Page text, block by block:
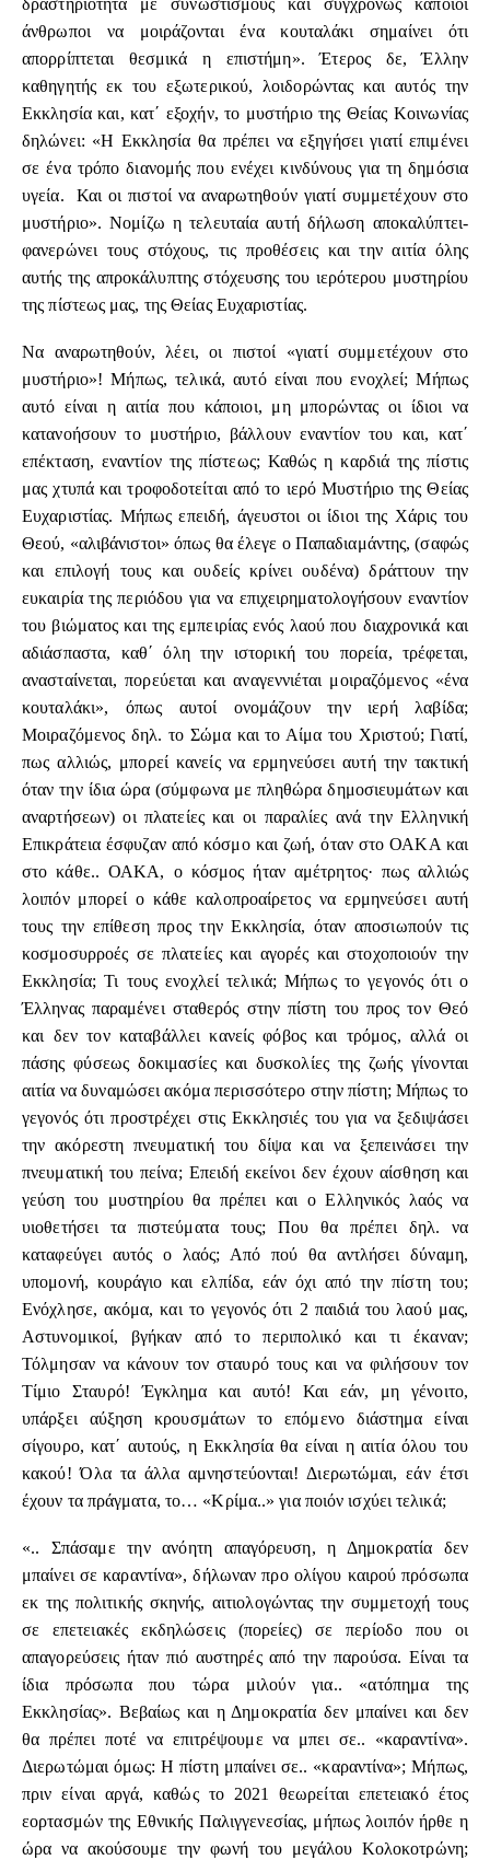
δραστηριότητα με συνωστισμούς και συγχρόνως κάποιοι
άνθρωποι να μοιράζονται ένα κουταλάκι σημαίνει ότι
απορρίπτεται θεσμικά η επιστήμη». Έτερος δε, Έλλην
καθηγητής εκ του εξωτερικού, λοιδορώντας και αυτός την
Εκκλησία και, κατ΄ εξοχήν, το μυστήριο της Θείας Κοινωνίας
δηλώνει: «Η Εκκλησία θα πρέπει να εξηγήσει γιατί επιμένει
σε ένα τρόπο διανομής που ενέχει κινδύνους για τη δημόσια
υγεία. Και οι πιστοί να αναρωτηθούν γιατί συμμετέχουν στο
μυστήριο». Νομίζω η τελευταία αυτή δήλωση αποκαλύπτει-
φανερώνει τους στόχους, τις προθέσεις και την αιτία όλης
αυτής της απροκάλυπτης στόχευσης του ιερότερου μυστηρίου
της πίστεως μας, της Θείας Ευχαριστίας.
Να αναρωτηθούν, λέει, οι πιστοί «γιατί συμμετέχουν στο
μυστήριο»! Μήπως, τελικά, αυτό είναι που ενοχλεί; Μήπως
αυτό είναι η αιτία που κάποιοι, μη μπορώντας οι ίδιοι να
κατανοήσουν το μυστήριο, βάλλουν εναντίον του και, κατ΄
επέκταση, εναντίον της πίστεως; Καθώς η καρδιά της πίστις
μας χτυπά και τροφοδοτείται από το ιερό Μυστήριο της Θείας
Ευχαριστίας. Μήπως επειδή, άγευστοι οι ίδιοι της Χάρις του
Θεού, «αλιβάνιστοι» όπως θα έλεγε ο Παπαδιαμάντης, (σαφώς
και επιλογή τους και ουδείς κρίνει ουδένα) δράττουν την
ευκαιρία της περιόδου για να επιχειρηματολογήσουν εναντίον
του βιώματος και της εμπειρίας ενός λαού που διαχρονικά και
αδιάσπαστα, καθ΄ όλη την ιστορική του πορεία, τρέφεται,
ανασταίνεται, πορεύεται και αναγεννιέται μοιραζόμενος «ένα
κουταλάκι», όπως αυτοί ονομάζουν την ιερή λαβίδα;
Μοιραζόμενος δηλ. το Σώμα και το Αίμα του Χριστού; Γιατί,
πως αλλιώς, μπορεί κανείς να ερμηνεύσει αυτή την τακτική
όταν την ίδια ώρα (σύμφωνα με πληθώρα δημοσιευμάτων και
αναρτήσεων) οι πλατείες και οι παραλίες ανά την Ελληνική
Επικράτεια έσφυζαν από κόσμο και ζωή, όταν στο ΟΑΚΑ και
στο κάθε.. ΟΑΚΑ, ο κόσμος ήταν αμέτρητος· πως αλλιώς
λοιπόν μπορεί ο κάθε καλοπροαίρετος να ερμηνεύσει αυτή
τους την επίθεση προς την Εκκλησία, όταν αποσιωπούν τις
κοσμοσυρροές σε πλατείες και αγορές και στοχοποιούν την
Εκκλησία; Τι τους ενοχλεί τελικά; Μήπως το γεγονός ότι ο
Έλληνας παραμένει σταθερός στην πίστη του προς τον Θεό
και δεν τον καταβάλλει κανείς φόβος και τρόμος, αλλά οι
πάσης φύσεως δοκιμασίες και δυσκολίες της ζωής γίνονται
αιτία να δυναμώσει ακόμα περισσότερο στην πίστη; Μήπως το
γεγονός ότι προστρέχει στις Εκκλησιές του για να ξεδιψάσει
την ακόρεστη πνευματική του δίψα και να ξεπεινάσει την
πνευματική του πείνα; Επειδή εκείνοι δεν έχουν αίσθηση και
γεύση του μυστηρίου θα πρέπει και ο Ελληνικός λαός να
υιοθετήσει τα πιστεύματα τους; Που θα πρέπει δηλ. να
καταφεύγει αυτός ο λαός; Από πού θα αντλήσει δύναμη,
υπομονή, κουράγιο και ελπίδα, εάν όχι από την πίστη του;
Ενόχλησε, ακόμα, και το γεγονός ότι 2 παιδιά του λαού μας,
Αστυνομικοί, βγήκαν από το περιπολικό και τι έκαναν;
Τόλμησαν να κάνουν τον σταυρό τους και να φιλήσουν τον
Τίμιο Σταυρό! Έγκλημα και αυτό! Και εάν, μη γένοιτο,
υπάρξει αύξηση κρουσμάτων το επόμενο διάστημα είναι
σίγουρο, κατ΄ αυτούς, η Εκκλησία θα είναι η αιτία όλου του
κακού! Όλα τα άλλα αμνηστεύονται! Διερωτώμαι, εάν έτσι
έχουν τα πράγματα, το… «Κρίμα..» για ποιόν ισχύει τελικά;
«.. Σπάσαμε την ανόητη απαγόρευση, η Δημοκρατία δεν
μπαίνει σε καραντίνα», δήλωναν προ ολίγου καιρού πρόσωπα
εκ της πολιτικής σκηνής, αιτιολογώντας την συμμετοχή τους
σε επετειακές εκδηλώσεις (πορείες) σε περίοδο που οι
απαγορεύσεις ήταν πιό αυστηρές από την παρούσα. Είναι τα
ίδια πρόσωπα που τώρα μιλούν για.. «ατόπημα της
Εκκλησίας». Βεβαίως και η Δημοκρατία δεν μπαίνει και δεν
θα πρέπει ποτέ να επιτρέψουμε να μπει σε.. «καραντίνα».
Διερωτώμαι όμως: Η πίστη μπαίνει σε.. «καραντίνα»; Μήπως,
πριν είναι αργά, καθώς το 2021 θεωρείται επετειακό έτος
εορτασμών της Εθνικής Παλιγγενεσίας, μήπως λοιπόν ήρθε η
ώρα να ακούσουμε την φωνή του μεγάλου Κολοκοτρώνη;